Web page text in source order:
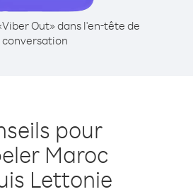
Out» dans l'en-tête de
conversation
pour
Maroc
Lettonie